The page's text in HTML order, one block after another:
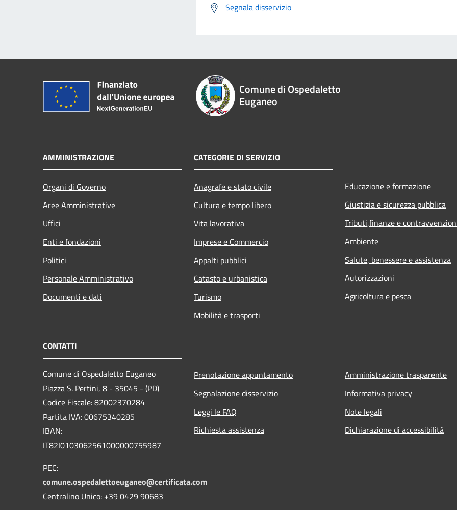
Segnala disservizio
Comune di Ospedaletto
Euganeo
AMMINISTRAZIONE
Organi di Governo
Aree Amministrative
Uffici
Enti e fondazioni
Politici
Personale Amministrativo
Documenti e dati
CATEGORIE DI SERVIZIO
Anagrafe e stato civile
Cultura e tempo libero
Vita lavorativa
Imprese e Commercio
Appalti pubblici
Catasto e urbanistica
Turismo
Mobilità e trasporti
Educazione e formazione
Giustizia e sicurezza pubblica
Tributi,finanze e
Ambiente
Salute, benessere e assistenza
Autorizzazioni
Agricoltura e pesca
CONTATTI
Comune di Ospedaletto Euganeo
Piazza S. Pertini, 8 - 35045 - (PD)
Codice Fiscale: 82002370284
Partita IVA: 00675340285
IBAN:
IT82I0103062561000000755987
PEC:
comune.ospedalettoeuganeo@certificata.com
Centralino Unico: +39 0429 90683
Prenotazione appuntamento
Segnalazione disservizio
Leggi le FAQ
Richiesta assistenza
Amministrazione trasparente
Informativa privacy
Note legali
Dichiarazione di accessibilità